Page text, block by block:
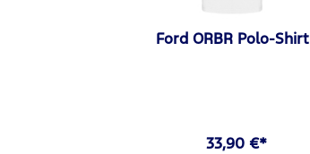
Ford ORBR Polo-Shirt
33,90 €*